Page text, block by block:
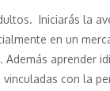
Iniciarás la
en un
Además aprender
vinculadas con la